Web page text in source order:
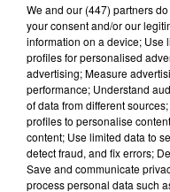
Trois nocturnes
Tanière
Les visiteurs peuvent
samedi 8, 15 et 29 août.
We and our (447) partners
your consent and/or our
information on a device; Use
profiles for personalised
advertising; Measure
performance; Understand
of data from different
profiles to personalise
content; Use limited data to
detect fraud, and fix errors;
Save and communicate
process personal data such